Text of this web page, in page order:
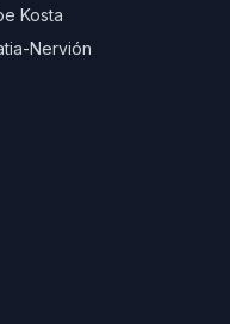
Kosta
Nervión